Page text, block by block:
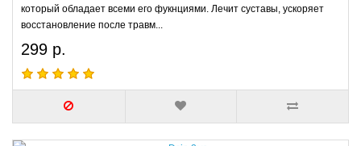
который обладает всеми его фукнциями. Лечит суставы, ускоряет
восстановление после травм...
299 р.